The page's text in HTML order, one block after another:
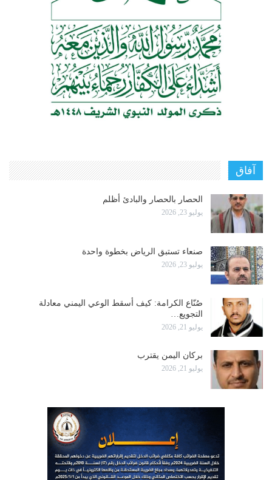
آفاق
الحصار بالحصار والبادئ أظلم
يوليو 23, 2026
صنعاء تستبق الرياض بخطوة واحدة
يوليو 23, 2026
صُنّاع الكرامة: كيف أسقط الوعي اليمني معادلة
التجويع…
يوليو 21, 2026
بركان اليمن يقترب
يوليو 21, 2026